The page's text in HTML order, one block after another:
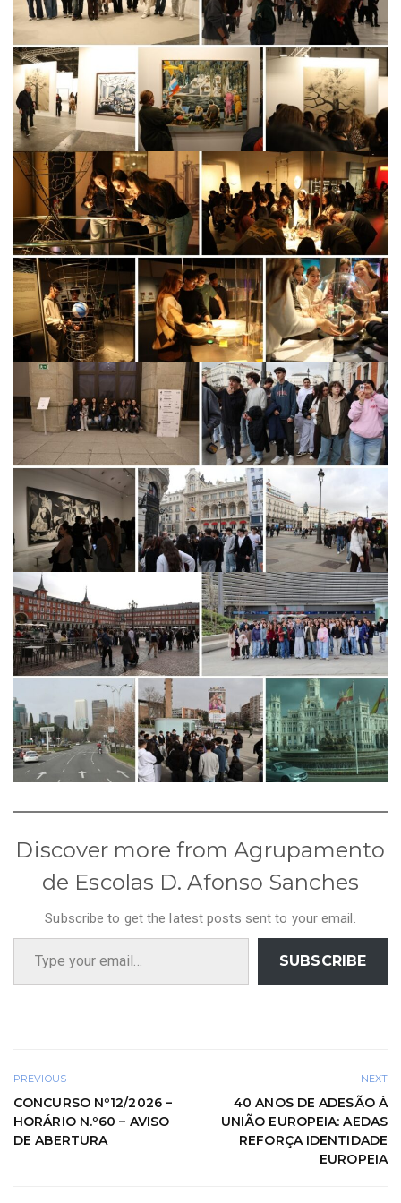
Discover more from Agrupamento
de Escolas D. Afonso Sanches
Subscribe to get the latest posts sent to your email.
Type your email…
SUBSCRIBE
PREVIOUS
CONCURSO Nº12/2026 –
HORÁRIO N.º60 – AVISO
DE ABERTURA
NEXT
40 ANOS DE ADESÃO À
UNIÃO EUROPEIA: AEDAS
REFORÇA IDENTIDADE
EUROPEIA